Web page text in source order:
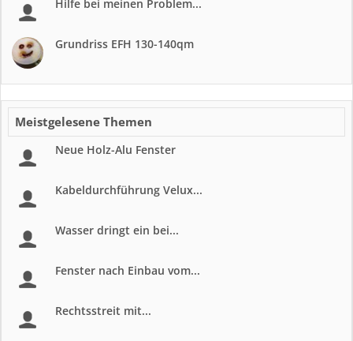
Hilfe bei meinen Problem...
Grundriss EFH 130-140qm
Meistgelesene Themen
Neue Holz-Alu Fenster
Kabeldurchführung Velux...
Wasser dringt ein bei...
Fenster nach Einbau vom...
Rechtsstreit mit...